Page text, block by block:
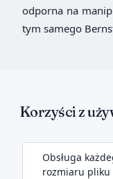
odporna na
tym samego
Korzyści z
Obsługa
rozmiaru pliku